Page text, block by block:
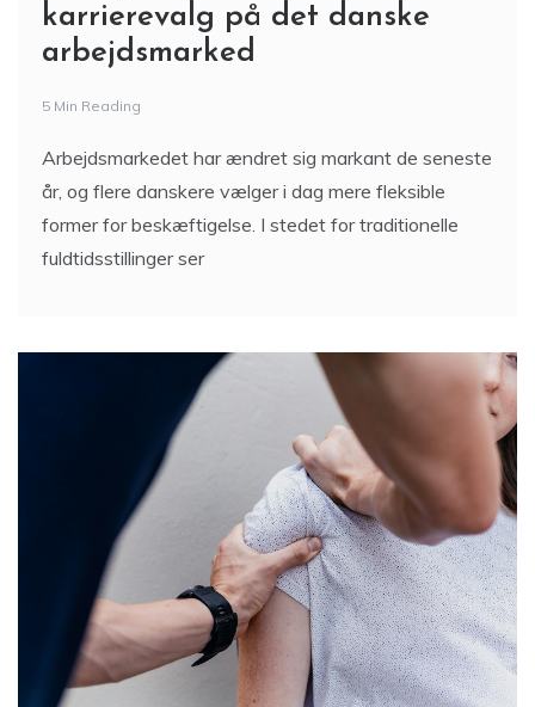
karrierevalg på det danske
arbejdsmarked
5 Min Reading
Arbejdsmarkedet har ændret sig markant de seneste
år, og flere danskere vælger i dag mere fleksible
former for beskæftigelse. I stedet for traditionelle
fuldtidsstillinger ser